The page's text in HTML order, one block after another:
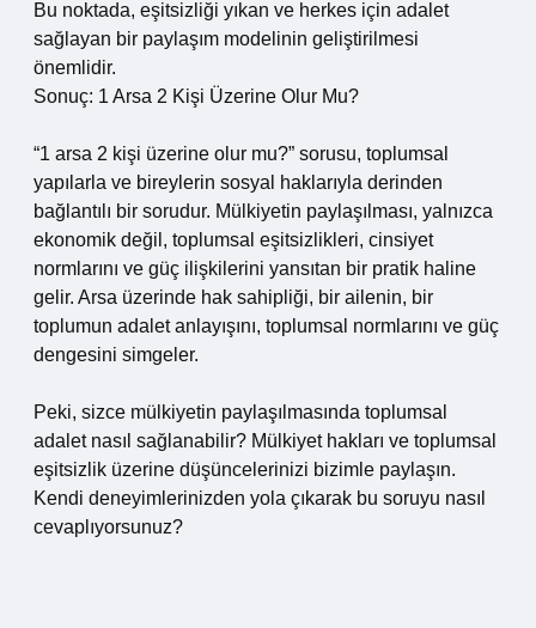
Bu noktada, eşitsizliği yıkan ve herkes için adalet
sağlayan bir paylaşım modelinin geliştirilmesi
önemlidir.
Sonuç: 1 Arsa 2 Kişi Üzerine Olur Mu?
“1 arsa 2 kişi üzerine olur mu?” sorusu, toplumsal
yapılarla ve bireylerin sosyal haklarıyla derinden
bağlantılı bir sorudur. Mülkiyetin paylaşılması, yalnızca
ekonomik değil, toplumsal eşitsizlikleri, cinsiyet
normlarını ve güç ilişkilerini yansıtan bir pratik haline
gelir. Arsa üzerinde hak sahipliği, bir ailenin, bir
toplumun adalet anlayışını, toplumsal normlarını ve güç
dengesini simgeler.
Peki, sizce mülkiyetin paylaşılmasında toplumsal
adalet nasıl sağlanabilir? Mülkiyet hakları ve toplumsal
eşitsizlik üzerine düşüncelerinizi bizimle paylaşın.
Kendi deneyimlerinizden yola çıkarak bu soruyu nasıl
cevaplıyorsunuz?